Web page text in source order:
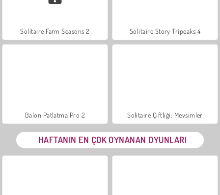
Solitaire Farm Seasons 2 Solitaire Story Tripeaks 4
Balon Patlatma Pro 2 Solitaire Çiftliği: Mevsimler
HAFTANIN EN ÇOK OYNANAN OYUNLARI